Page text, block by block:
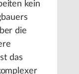
kein
die
das